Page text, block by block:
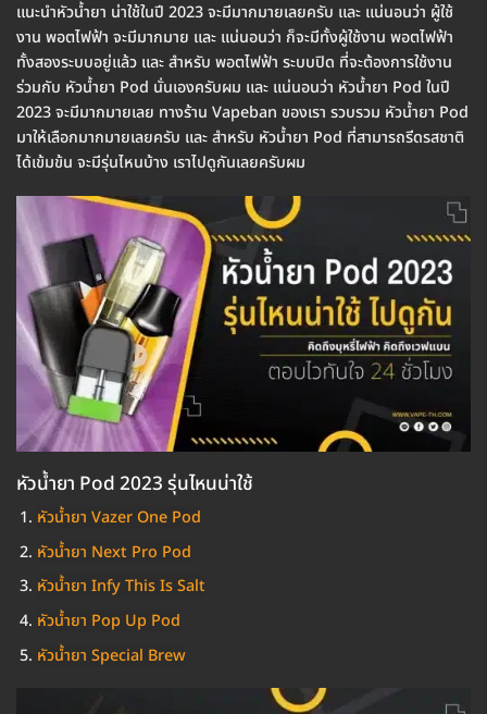
แนะนำหัวน้ำยา น่าใช้ในปี 2023 จะมีมากมายเลยครับ และ แน่นอนว่า ผู้ใช้
งาน พอตไฟฟ้า จะมีมากมาย และ แน่นอนว่า ก็จะมีทั้งผู้ใช้งาน พอตไฟฟ้า
ทั้งสองระบบอยู่แล้ว และ สำหรับ พอตไฟฟ้า ระบบปิด ที่จะต้องการใช้งาน
ร่วมกับ หัวน้ำยา Pod นั่นเองครับผม และ แน่นอนว่า หัวน้ำยา Pod ในปี
2023 จะมีมากมายเลย ทางร้าน Vapeban ของเรา รวบรวม หัวน้ำยา Pod
มาให้เลือกมากมายเลยครับ และ สำหรับ หัวน้ำยา Pod ที่สามารถรีดรสชาติ
ได้เข้มข้น จะมีรุ่นไหนบ้าง เราไปดูกันเลยครับผม
หัวน้ำยา Pod 2023 รุ่นไหนน่าใช้
หัวน้ำยา Vazer One Pod
หัวน้ำยา Next Pro Pod
หัวน้ำยา Infy This Is Salt
หัวน้ำยา Pop Up Pod
หัวน้ำยา Special Brew